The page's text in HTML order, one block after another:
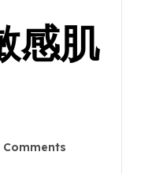
感肌
Comments